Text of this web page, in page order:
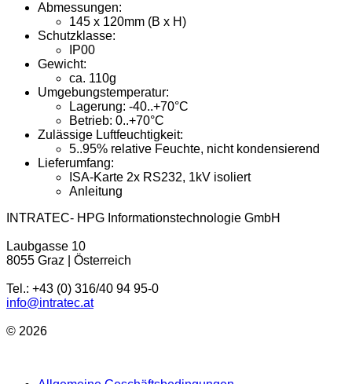
Abmessungen:
145 x 120mm (B x H)
Schutzklasse:
IP00
Gewicht:
ca. 110g
Umgebungstemperatur:
Lagerung: -40..+70°C
Betrieb: 0..+70°C
Zulässige Luftfeuchtigkeit:
5..95% relative Feuchte, nicht kondensierend
Lieferumfang:
ISA-Karte 2x RS232, 1kV isoliert
Anleitung
INTRATEC- HPG Informationstechnologie GmbH
Laubgasse 10
8055 Graz | Österreich
Tel.: +43 (0) 316/40 94 95-0
info@intratec.at
© 2026